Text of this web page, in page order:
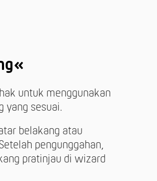
untuk menggunakan
yang sesuai.
belakang atau
pengunggahan,
pratinjau di wizard